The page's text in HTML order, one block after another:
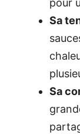
pour
Sa
Sa